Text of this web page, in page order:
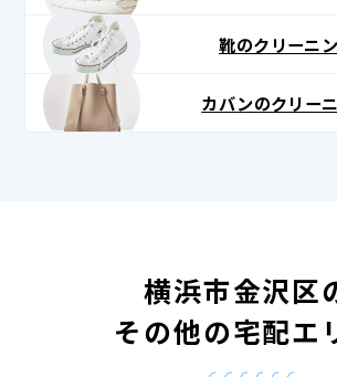
靴のクリーニ
カバンのクリー
横浜市金沢区
その他の宅配エ